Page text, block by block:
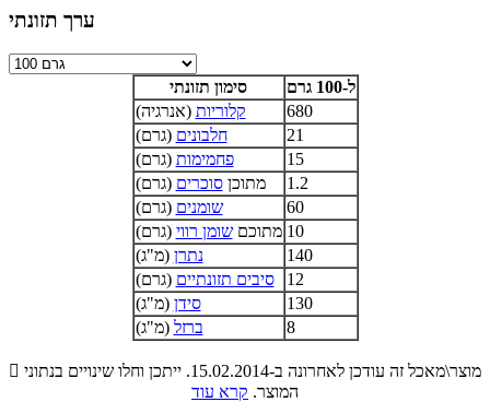
ערך תזונתי
סימון תזונתי
ל-100 גרם
קלוריות (אנרגיה)
680
חלבונים (גרם)
21
פחמימות (גרם)
15
מתוכןסוכרים (גרם)
1.2
שומנים (גרם)
60
מתוכםשומן רווי (גרם)
10
נתרן (מ"ג)
140
סיבים תזונתיים (גרם)
12
סידן (מ"ג)
130
ברזל (מ"ג) 8

המוצר. קרא עוד